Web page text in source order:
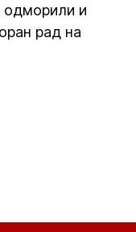
одморили и
рад на